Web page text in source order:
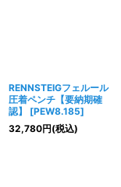
RENNSTEIGフェルール
圧着ペンチ【要納期確
認】
[PEW8.185]
32,780円(税込)